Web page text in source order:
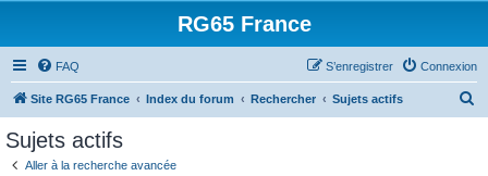
RG65 France
FAQ Connexion
S’enregistrer
Site RG65 France Index du forum Rechercher Sujets actifs
Sujets actifs
Aller à la recherche avancée